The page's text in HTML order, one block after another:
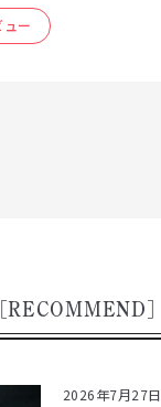
ー
[RECOMMEND]
2026年7月27日